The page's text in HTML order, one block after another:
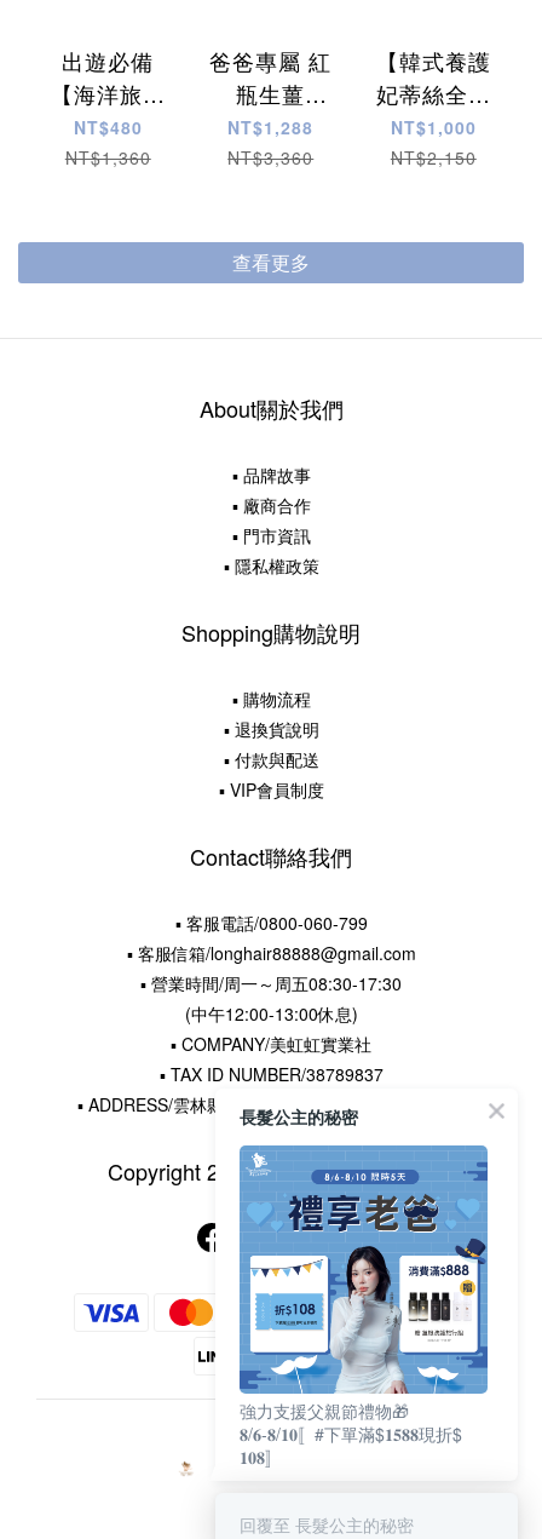
出遊必備
【海洋旅行
組＆粉紫旅
行組】買一
NT$480
NT$1,360
爸爸專屬 紅
瓶生薑
1000ml 任
選3瓶
NT$1,288
NT$3,360
【韓式養護
妃蒂絲全系
列】 優惠價
＄1000
NT$1,000
NT$2,150
查看更多
About關於我們
▪ 品牌故事
▪ 廠商合作
▪ 門市資訊
▪ 隱私權政策
Shopping購物說明
▪ 購物流程
▪ 退換貨說明
▪ 付款與配送
▪ VIP會員制度
Contact聯絡我們
▪ 客服電話/0800-060-799
▪ 客服信箱/longhair88888@gmail.com
▪ 營業時間/周一～周五08:30-17:30
(中午12:00-13:00休息)
▪ COMPANY/美虹虹實業社
▪ TAX ID NUMBER/38789837
▪ ADDRESS/雲林縣水林鄉土厝村16鄰王厝寮22-5號
Copyright 2015 © 長髮公主的秘密
$ TWD
長髮公主的秘密
強力支援父親節禮物🎁
𝟖/𝟔-𝟖/𝟏𝟎〚#下單滿$𝟏𝟓𝟖𝟖現折$
𝟏𝟎𝟖〛
回覆至 長髮公主的秘密